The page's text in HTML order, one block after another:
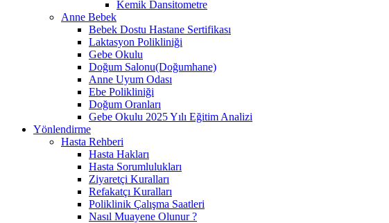
Kemik Dansitometre
Anne Bebek
Bebek Dostu Hastane Sertifikası
Laktasyon Polikliniği
Gebe Okulu
Doğum Salonu(Doğumhane)
Anne Uyum Odası
Ebe Polikliniği
Doğum Oranları
Gebe Okulu 2025 Yılı Eğitim Analizi
Yönlendirme
Hasta Rehberi
Hasta Hakları
Hasta Sorumlulukları
Ziyaretçi Kuralları
Refakatçı Kuralları
Poliklinik Çalışma Saatleri
Nasıl Muayene Olunur ?